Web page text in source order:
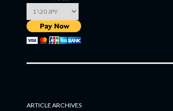
ARTICLE ARCHIVES